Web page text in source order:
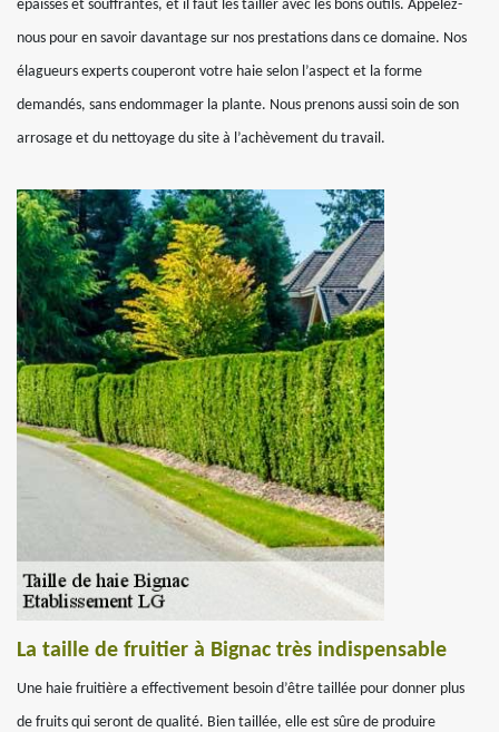
épaisses et souffrantes, et il faut les tailler avec les bons outils. Appelez-
nous pour en savoir davantage sur nos prestations dans ce domaine. Nos
élagueurs experts couperont votre haie selon l’aspect et la forme
demandés, sans endommager la plante. Nous prenons aussi soin de son
arrosage et du nettoyage du site à l’achèvement du travail.
La taille de fruitier à Bignac très indispensable
Une haie fruitière a effectivement besoin d’être taillée pour donner plus
de fruits qui seront de qualité. Bien taillée, elle est sûre de produire